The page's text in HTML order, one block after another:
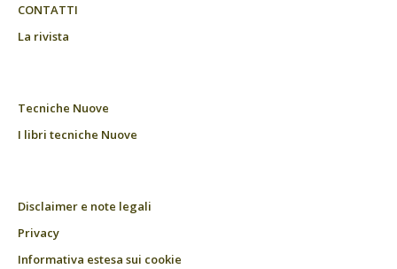
CONTATTI
La rivista
Tecniche Nuove
I libri tecniche Nuove
Disclaimer e note legali
Privacy
Informativa estesa sui cookie